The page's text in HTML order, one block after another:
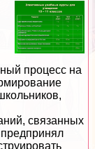
процесс на
связанных